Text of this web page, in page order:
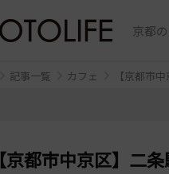
京都
記事一覧 カフェ 【京都市
【京都市中京区】二